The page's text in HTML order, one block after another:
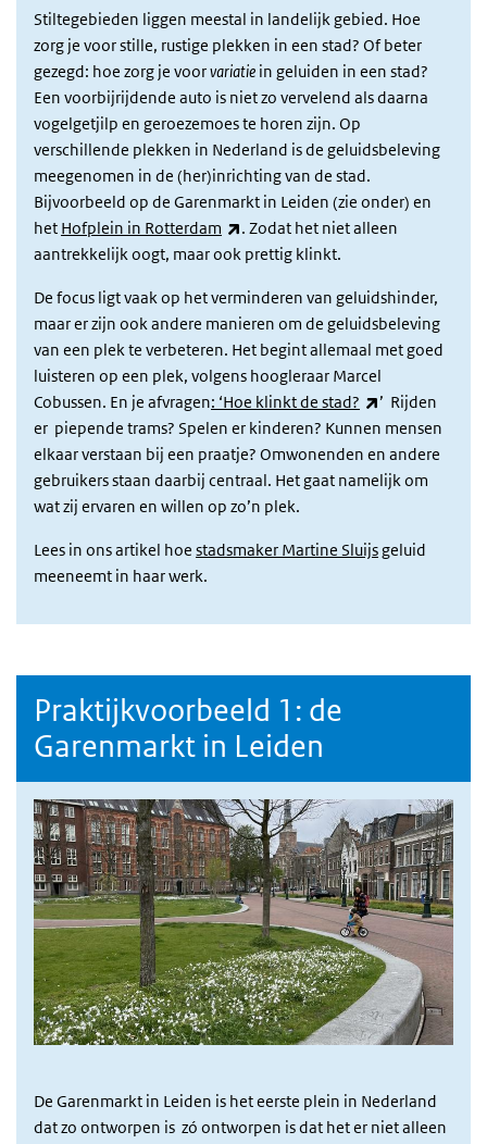
Stiltegebieden liggen meestal in landelijk gebied. Hoe
zorg je voor stille, rustige plekken in een stad? Of beter
gezegd: hoe zorg je voorvariatie in geluiden in een stad?
Een voorbijrijdende auto is niet zo vervelend als daarna
vogelgetjilp en geroezemoes te horen zijn. Op
verschillende plekken in Nederland is de geluidsbeleving
meegenomen in de (her)inrichting van de stad.
Bijvoorbeeld op de Garenmarkt in Leiden (zie onder) en
het Hofplein in Rotterdam (externe link)
. Zodat het niet alleen
aantrekkelijk oogt, maar ook prettig klinkt.
De focus ligt vaak op het verminderen van geluidshinder,
maar er zijn ook andere manieren om de geluidsbeleving
van een plek te verbeteren. Het begint allemaal met goed
luisteren op een plek, volgens hoogleraar Marcel
Cobussen. En je afvragen: ‘Hoe klinkt de stad? (externe link)
’ Rijden
er piepende trams? Spelen er kinderen? Kunnen mensen
elkaar verstaan bij een praatje? Omwonenden en andere
gebruikers staan daarbij centraal. Het gaat namelijk om
wat zij ervaren en willen op zo’n plek.
Lees in ons artikel hoe stadsmaker Martine Sluijsgeluid
meeneemt in haar werk.
Praktijkvoorbeeld 1: de
Garenmarkt in Leiden
De Garenmarkt in Leiden is het eerste plein in Nederland
dat zo ontworpen is zó ontworpen is dat het er niet alleen